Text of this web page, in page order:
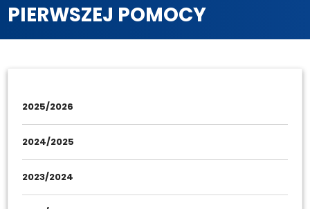
PIERWSZEJ POMOCY
2025/2026
2024/2025
2023/2024